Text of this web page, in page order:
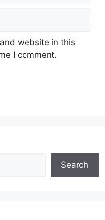
website in this
I comment.
Search